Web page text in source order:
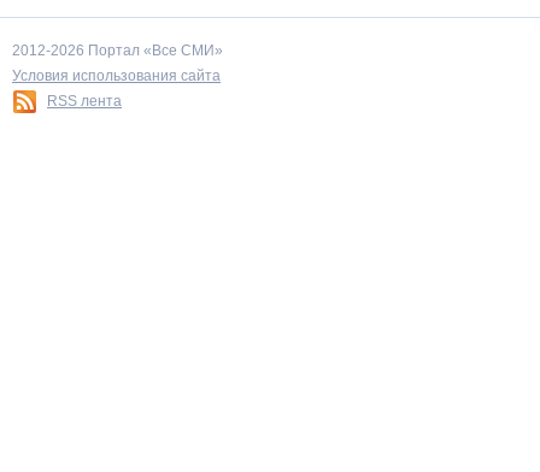
2012-2026 Портал «Все СМИ»
Условия использования сайта
RSS лента